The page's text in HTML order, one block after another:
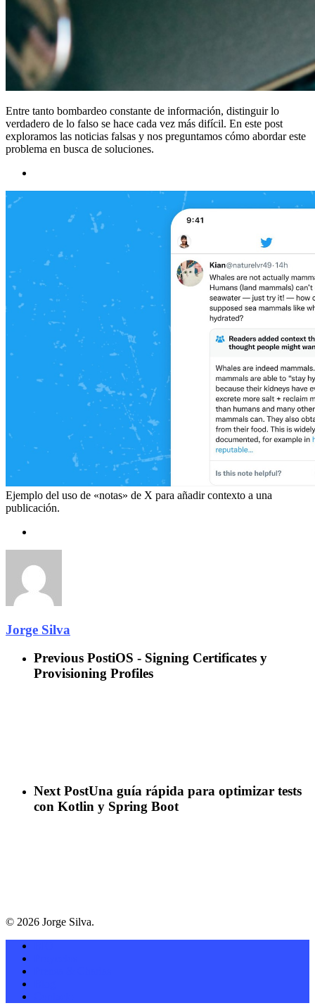
Entre tanto bombardeo constante de información, distinguir lo
verdadero de lo falso se hace cada vez más difícil. En este post
exploramos las noticias falsas y nos preguntamos cómo abordar este
problema en busca de soluciones.
Ejemplo del uso de «notas» de X para añadir contexto a una
publicación.
Jorge Silva
Previous PostiOS - Signing Certificates y
Provisioning Profiles
Next PostUna guía rápida para optimizar tests
con Kotlin y Spring Boot
© 2026 Jorge Silva.